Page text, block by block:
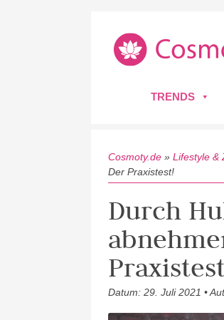
TRENDS
Cosmoty.de » Lifestyle &
Der Praxistest!
Durch
Datum: 29. Juli 2021 •